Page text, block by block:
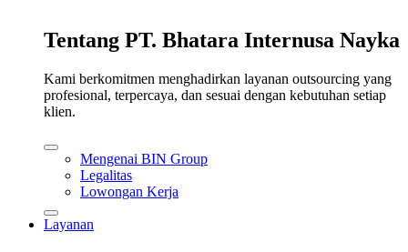
Tentang PT. Bhatara Internusa Nayka
Kami berkomitmen menghadirkan layanan outsourcing yang
profesional, terpercaya, dan sesuai dengan kebutuhan setiap
klien.
Mengenai BIN Group
Legalitas
Lowongan Kerja
Layanan